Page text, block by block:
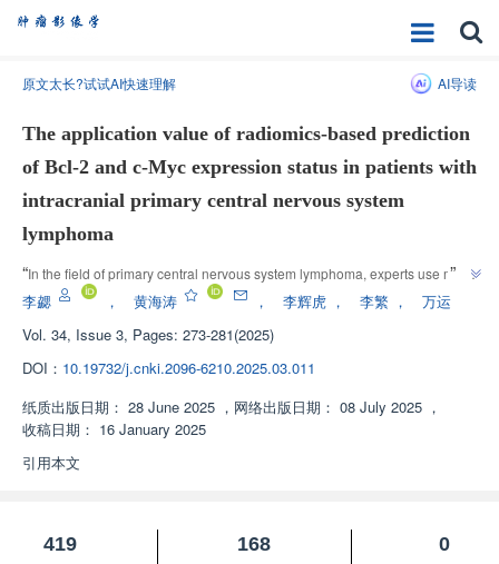
原文太长?试试AI快速理解 AI导读
The application value of radiomics-based prediction
of Bcl-2 and c-Myc expression status in patients with
intracranial primary central nervous system
lymphoma
“In the field of primary central nervous system lymphoma, experts use multi
parameter MRI and multi algorithm machine learning models to identify
approach for DEL detection. ”
”
李勰 ， 黄海涛 ， 李辉虎 ， 李繁 ，
万运
Vol. 34, Issue 3, Pages: 273-281(2025)
DOI： 10.19732/j.cnki.2096-6210.2025.03.011
纸质出版日期： 28 June 2025 ， 网络出版日期： 08 July 2025 ，
收稿日期： 16 January 2025
引用本文
419
168
0